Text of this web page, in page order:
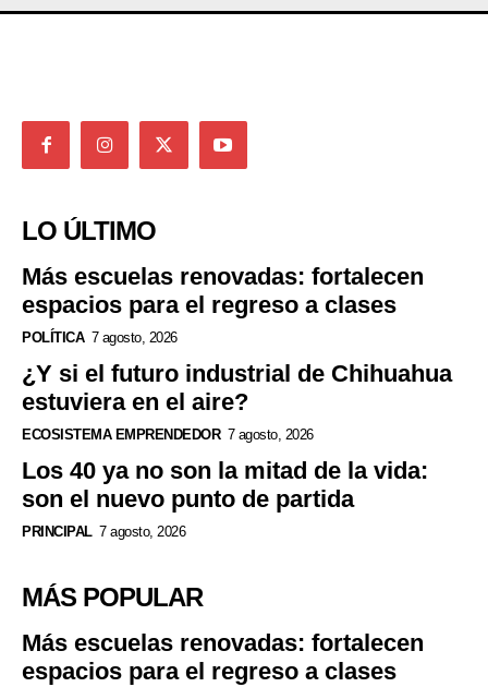
LO ÚLTIMO
Más escuelas renovadas: fortalecen
espacios para el regreso a clases
POLÍTICA 7 agosto, 2026
¿Y si el futuro industrial de Chihuahua
estuviera en el aire?
ECOSISTEMA EMPRENDEDOR 7 agosto, 2026
Los 40 ya no son la mitad de la vida:
son el nuevo punto de partida
PRINCIPAL 7 agosto, 2026
MÁS POPULAR
Más escuelas renovadas: fortalecen
espacios para el regreso a clases